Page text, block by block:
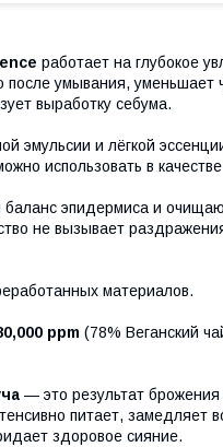
работает на глубокое
после умывания, уменьшает
выработку себума.
эмульсии и лёгкой
использовать в
эпидермиса и
не вызывает
материалов.
ppm (78% Веганский
— это результат
питает, замедляет
здоровое сияние.